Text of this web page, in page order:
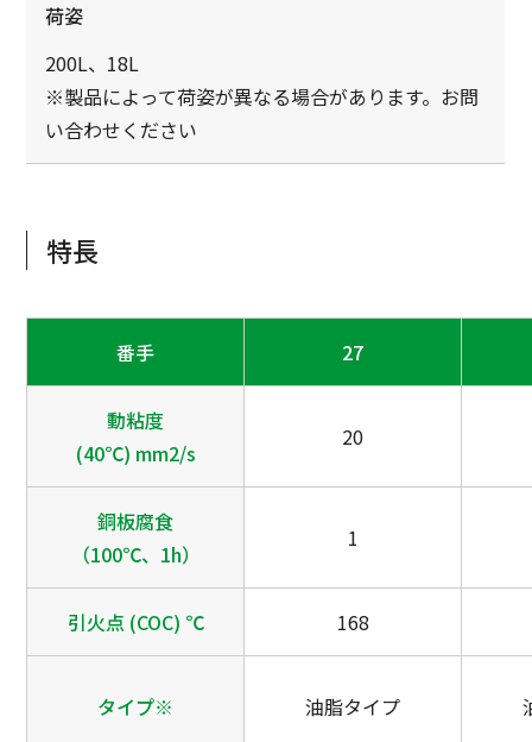
荷姿
200L、18L
※製品によって荷姿が異なる場合があります。お問
い合わせください
特長
番手 27
動粘度
(40℃) mm2/s
20
銅板腐食
（100℃、1h）
1
引火点 (COC) ℃ 168
タイプ※ 油脂タイプ